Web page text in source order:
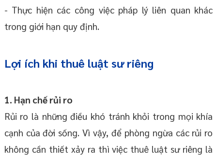
- Thực hiện các công việc pháp lý liên quan khác
trong giới hạn quy định.
Lợi ích khi thuê luật sư riêng
1. Hạn chế rủi ro
Rủi ro là những điều khó tránh khỏi trong mọi khía
cạnh của đời sống. Vì vậy, để phòng ngừa các rủi ro
không cần thiết xảy ra thì việc thuê luật sư riêng là